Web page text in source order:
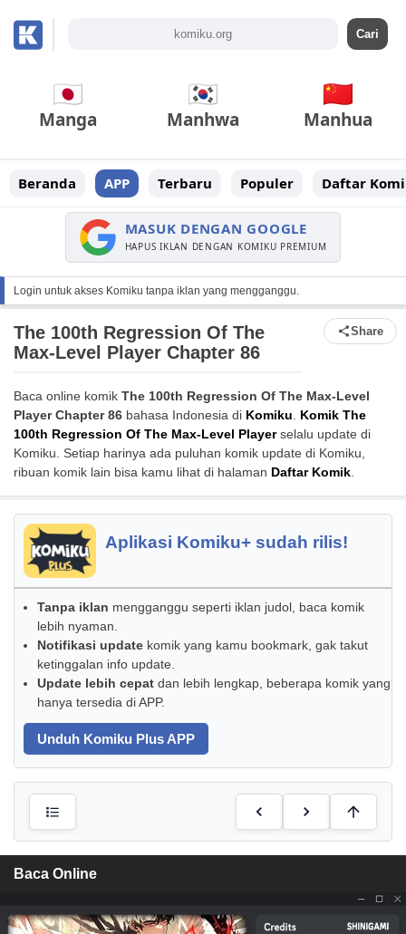
Manga Manhwa Manhua
Beranda APP Terbaru Populer Daftar
MASUK DENGAN GOOGLE
HAPUS IKLAN DENGAN KOMIKU PREMIUM
Login untuk akses Komiku tanpa iklan yang mengganggu.
The 100th Regression Of The
Max-Level Player Chapter 86
Share
Baca online komik The 100th Regression Of The Max-Level
Player Chapter 86 bahasa Indonesia di Komiku. Komik The
100th Regression Of The Max-Level Playerselalu update di
Komiku. Setiap harinya ada puluhan komik update di Komiku,
ribuan komik lain bisa kamu lihat di halaman Daftar Komik.
Aplikasi Komiku+ sudah rilis!
Tanpa iklan mengganggu seperti iklan judol, baca komik
lebih nyaman.
Notifikasi update komik yang kamu bookmark, gak takut
ketinggalan info update.
Update lebih cepat dan lebih lengkap, beberapa komik yang
hanya tersedia di APP.
Unduh Komiku Plus APP
Baca Online